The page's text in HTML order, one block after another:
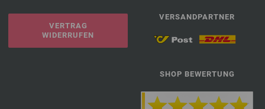
VERTRAG
WIDERRUFEN
VERSANDPARTNER
SHOP BEWERTUNG